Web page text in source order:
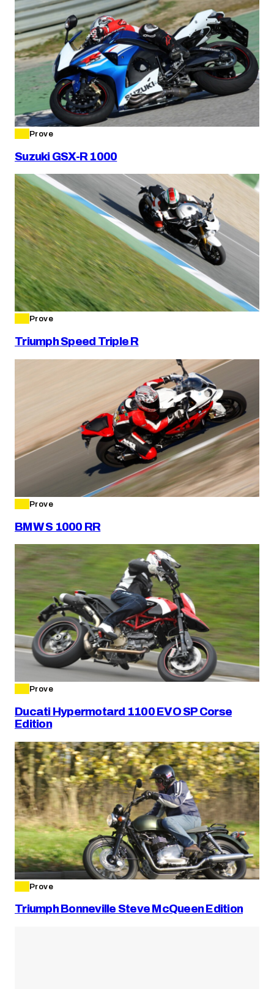
Prove
Suzuki GSX-R 1000
Prove
Triumph Speed Triple R
Prove
BMW S 1000 RR
Prove
Ducati Hypermotard 1100 EVO SP Corse
Edition
Prove
Triumph Bonneville Steve McQueen Edition